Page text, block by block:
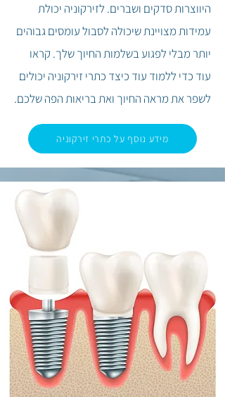
היווצרות סדקים ושברים. לזירקוניה יכולת
עמידות מצויינת שיכולה לסבול עומסים גבוהים
יותר מבלי לפגוע בשלמות החיוך שלך.קראו
עוד כדי ללמוד עוד כיצד כתרי זירקוניה יכולים
לשפר את מראה החיוך ואת בריאות הפה שלכם.
מידע נוסף על כתרי זירקוניה